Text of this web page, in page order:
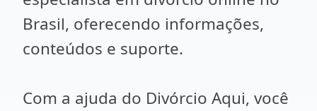
Brasil, oferecendo informações,
conteúdos e suporte.
Com a ajuda do Divórcio Aqui, você